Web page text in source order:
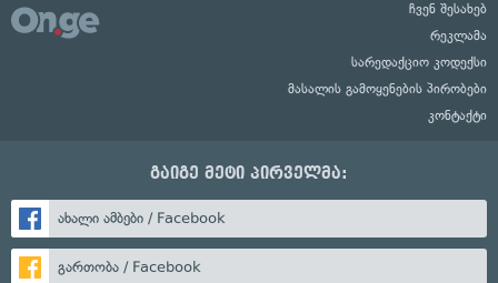
ჩვენ შესახებ
რეკლამა
სარედაქციო კოდექსი
მასალის გამოყენების პირობები
კონტაქტი
გაიგე მეტი პირველმა:
ახალი ამბები / Facebook
გართობა / Facebook